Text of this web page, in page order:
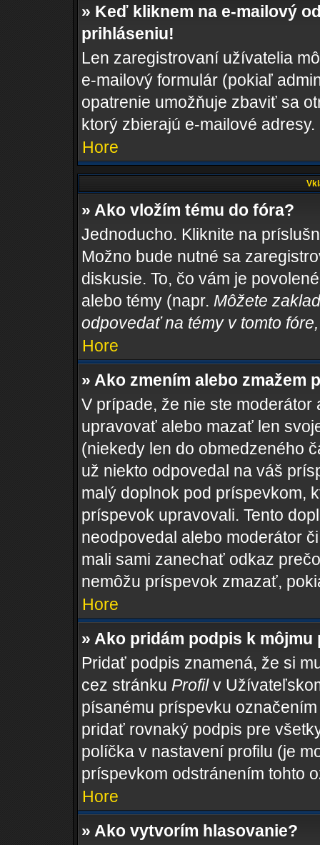
» Keď kliknem na e-mailový
prihláseniu!
Len zaregistrovaní užívatelia
e-mailový formulár (pokiaľ
opatrenie umožňuje zbaviť sa
ktorý zbierajú e-mailové adresy.
Hore
» Ako vložím tému do fóra?
Jednoducho. Kliknite na
Možno bude nutné sa
diskusie. To, čo vám je
alebo témy (napr. Môžete
odpovedať na témy v tomto
Hore
» Ako zmením alebo zmažem
V prípade, že nie ste
upravovať alebo mazať len
(niekedy len do obmedzeného
už niekto odpovedal na váš
malý doplnok pod príspevkom,
príspevok upravovali. Tento
neodpovedal alebo moderátor
mali sami zanechať odkaz
nemôžu príspevok zmazať,
Hore
» Ako pridám podpis k môjmu
Pridať podpis znamená, že si
cez stránku Profilv
písanému príspevku
pridať rovnaký podpis pre
políčka v nastavení profilu (je
príspevkom odstránením tohto
Hore
» Ako vytvorím hlasovanie?